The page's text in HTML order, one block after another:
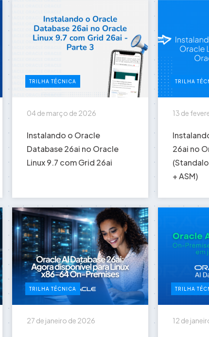
TRILHA TÉCNICA
04 de março de 2026
Instalando o Oracle
Database 26ai no Oracle
Linux 9.7 com Grid 26ai
TRILHA
13 de
26ai no
+ ASM)
TRILHA TÉCNICA
27 de janeiro de 2026
TRILHA
12 de